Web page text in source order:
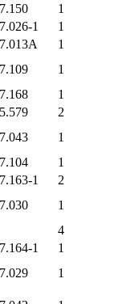
1
1
1
1
1
1
2
1
1
1
2
1
4
1
1
1